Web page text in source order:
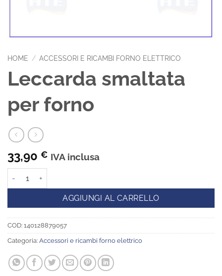
HOME / ACCESSORI E RICAMBI FORNO ELETTRICO
Leccarda smaltata
per forno
33,90 € IVA inclusa
AGGIUNGI AL CARRELLO
COD: 140128879057
Categoria: Accessori e ricambi forno elettrico